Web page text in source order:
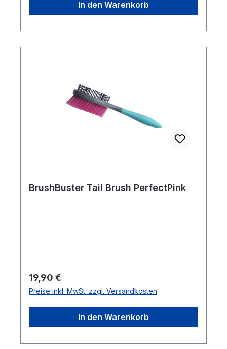
In den Warenkorb
BrushBuster Tail Brush PerfectPink
Regulärer Preis:
19,90 €
Preise inkl. MwSt. zzgl. Versandkosten
In den Warenkorb